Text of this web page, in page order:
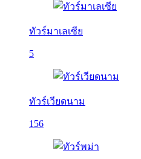
ทัวร์มาเลเซีย
5
ทัวร์เวียดนาม
156